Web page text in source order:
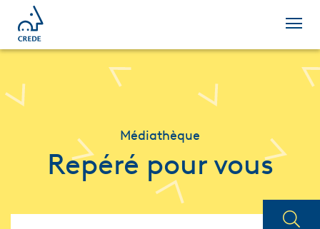
Médiathèque
Repéré pour vous